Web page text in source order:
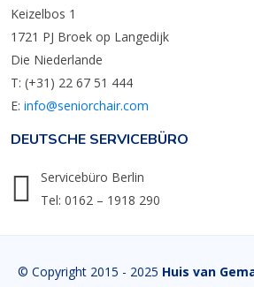
Keizelbos 1
1721 PJ Broek op Langedijk
Die Niederlande
T: (+31) 22 67 51 444
E: info@seniorchair.com
DEUTSCHE SERVICEBÜRO
Servicebüro Berlin
Tel: 0162 – 1918 290
© Copyright 2015 - 2025 Huis van